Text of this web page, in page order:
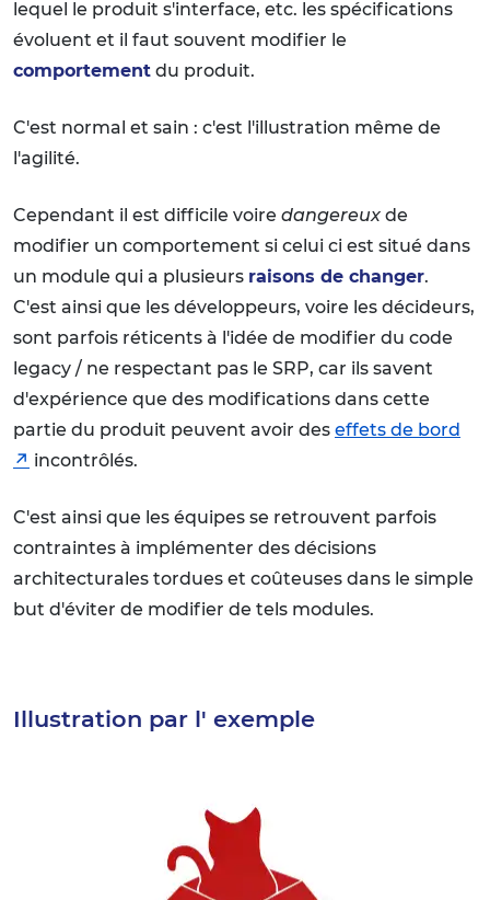
lequel le produit s'interface, etc. les spécifications
évoluent et il faut souvent modifier le
comportement du produit.
C'est normal et sain : c'est l'illustration même de
l'agilité.
Cependant il est difficile voire dangereux de
modifier un comportement si celui ci est situé dans
un module qui a plusieurs raisons de changer.
C'est ainsi que les développeurs, voire les décideurs,
sont parfois réticents à l'idée de modifier du code
legacy / ne respectant pas le SRP, car ils savent
d'expérience que des modifications dans cette
partie du produit peuvent avoir des effets de bord
incontrôlés.
C'est ainsi que les équipes se retrouvent parfois
contraintes à implémenter des décisions
architecturales tordues et coûteuses dans le simple
but d'éviter de modifier de tels modules.
Illustration par l' exemple